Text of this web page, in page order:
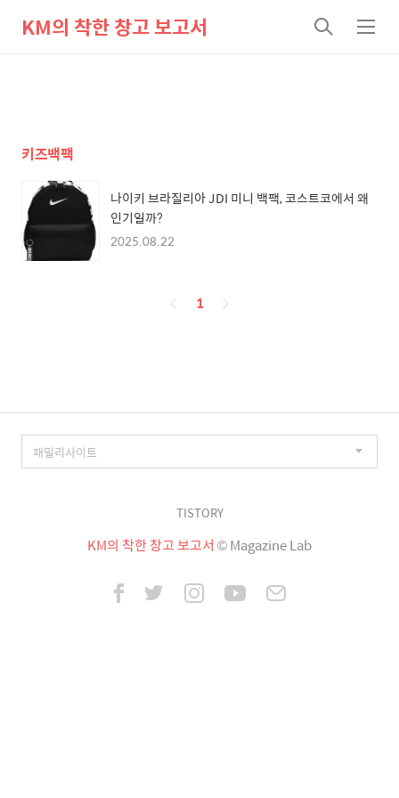
KM의 착한 창고 보고서
검
색
메
뉴
키즈백팩
나이키 브라질리아 JDI 미니 백팩, 코스트코에서 왜
인기일까?
2025.08.22
페
1
TISTORY
KM의 착한 창고 보고서 © Magazine Lab